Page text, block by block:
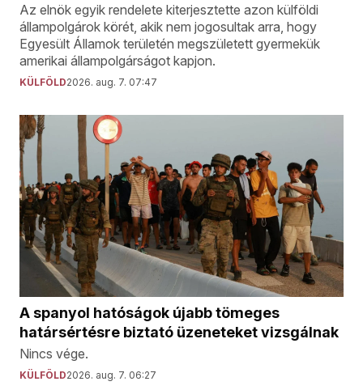
Az elnök egyik rendelete kiterjesztette azon külföldi
állampolgárok körét, akik nem jogosultak arra, hogy
Egyesült Államok területén megszületett gyermekük
amerikai állampolgárságot kapjon.
KÜLFÖLD2026. aug. 7. 07:47
A spanyol hatóságok újabb tömeges
határsértésre biztató üzeneteket vizsgálnak
Nincs vége.
KÜLFÖLD2026. aug. 7. 06:27